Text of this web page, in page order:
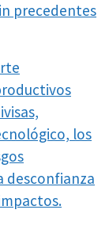
precedentes
los
desconfianza